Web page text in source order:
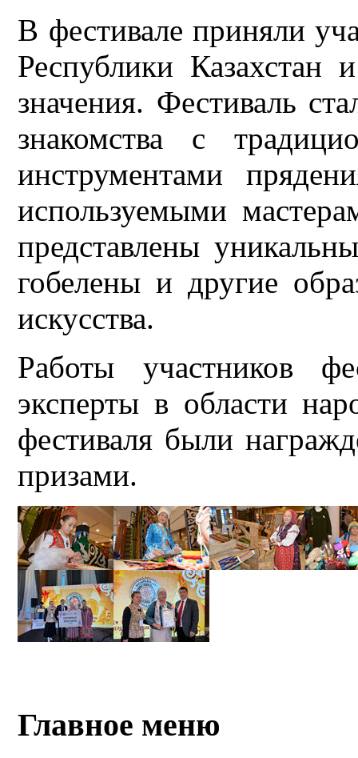
В фестивале приняли
Республики Казахстан
значения. Фестиваль
знакомства с
инструментами
используемыми
представлены
гобелены и другие
искусства.
Работы участников
эксперты в области
фестиваля были
призами.
Главное меню